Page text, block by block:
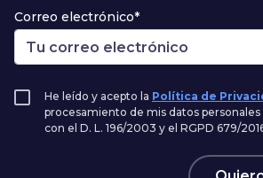
Correo electrónico*
He leído y acepto la Política de
procesamiento de mis datos
con el D. L. 196/2003 y el RGPD 679/